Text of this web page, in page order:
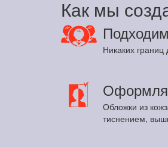
Как мы
Никаких границ
Обложки из
тиснением,